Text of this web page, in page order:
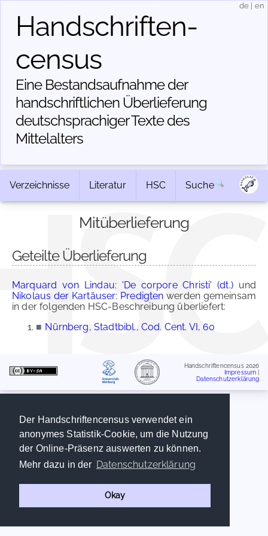
Der Handschriftencensus verwendet ein
anonymes Statistik-Cookie, um die Nutzung
der Online-Präsenz auswerten zu können.
Mehr dazu in der Datenschutzerklärung
Okay
Handschriften­
census
Eine Bestandsaufnahme der
handschriftlichen Über­lieferung
deutschsprachiger Texte des
Mittelalters
de en
Verzeichnisse Literatur HSC Suche
Mitüberlieferung
Geteilte Überlieferung
Marquard von Lindau: 'De corpore Christi' (dt.)und
Nikolaus der Kartäuser: Predigten werden gemeinsam
in der folgenden HSC-Beschreibung überliefert:
■ Nürnberg, Stadtbibl., Cod. Cent. VI, 60
Handschriftencensus 2026
Impressum
Datenschutzerklärung